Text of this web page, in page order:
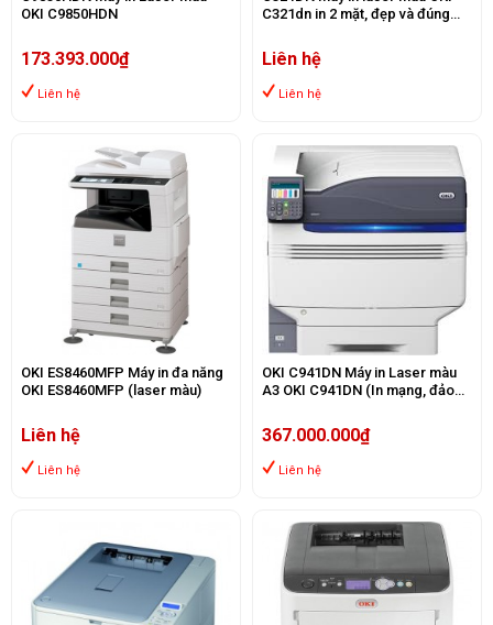
OKI C9850HDN
173.393.000₫
Liên hệ
C321dn in 2 mặt, đẹp và đúng
Liên hệ
Liên hệ
OKI ES8460MFP Máy in đa năng
OKI ES8460MFP (laser màu)
Liên hệ
Liên hệ
OKI C941DN Máy in Laser màu
A3 OKI C941DN (In mạng, đảo
367.000.000₫
Liên hệ